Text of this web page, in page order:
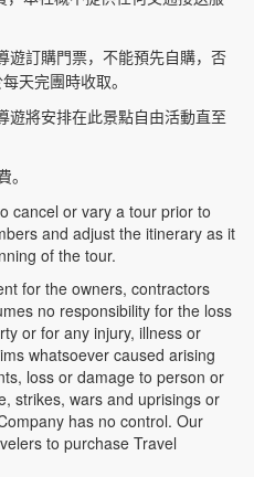
遊訂購門票，不能預先自購，否
天完團時收取。
遊將安排在此景點自由活動直至
。
cancel or vary a tour prior to
and adjust the itinerary as it
of the tour.
for the owners, contractors
no responsibility for the loss
or for any injury, illness or
whatsoever caused arising
loss or damage to person or
strikes, wars and uprisings or
has no control. Our
to purchase Travel